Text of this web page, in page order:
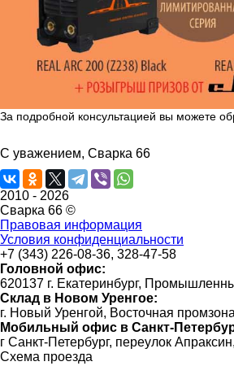
За подробной консультацией вы можете
С уважением, Сварка 66
2010 - 2026
Сварка 66 ©
Правовая информация
Условия конфиденциальности
+7 (343) 226-08-36, 328-47-58
Головной офис:
620137 г. Екатеринбург,
Склад в Новом Уренгое:
г. Новый Уренгой, Восточная
Мобильный офис в Санкт-
г Санкт-Петербург, переулок
Схема проезда